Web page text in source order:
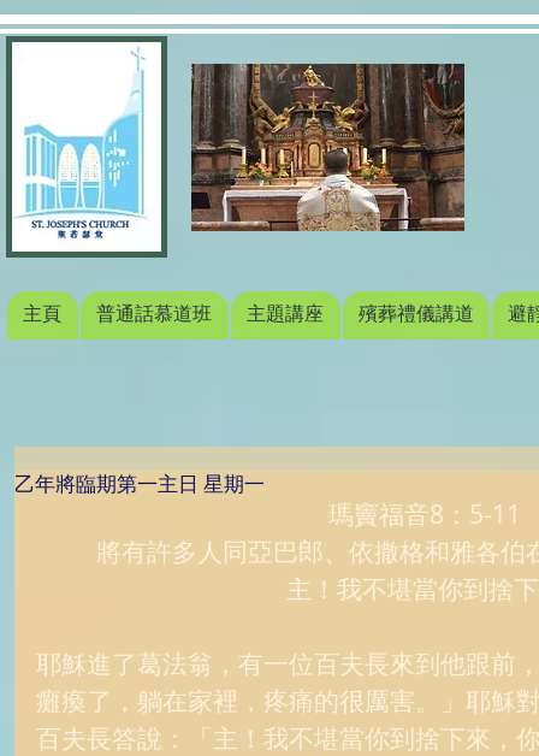
主頁 普通話慕道班 主題講座 殯葬禮儀講道 避
乙年將臨期第一主日 星期一
瑪竇福音8：5-11
將有許多人同亞巴郎、依撒格和雅各
主！我不堪當你到捨
耶穌進了葛法翁，有一位百夫長來到他跟前
癱瘓了，躺在家裡，疼痛的很厲害。」耶穌
百夫長答說：「主！我不堪當你到捨下來，